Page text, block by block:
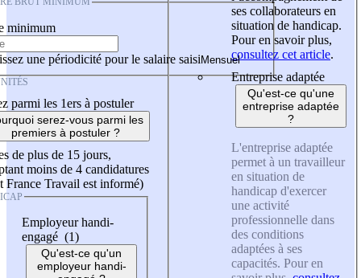
minimum
une périodicité pour le salaire saisi
parmi les 1ers à postuler
serez-vous parmi les
premiers à postuler ?
de plus de 15 jours,
moins de 4 candidatures
France Travail est informé)
Employeur handi-
engagé (1)
Qu'est-ce qu'un
employeur handi-
ses collaborateurs en
situation de handicap.
Pour en savoir plus,
consultez cet article.
Entreprise adaptée
Qu'est-ce qu'une
entreprise adaptée
?
L'entreprise adaptée
permet à un travailleur
en situation de
handicap d'exercer
une activité
professionnelle dans
des conditions
adaptées à ses
capacités. Pour en